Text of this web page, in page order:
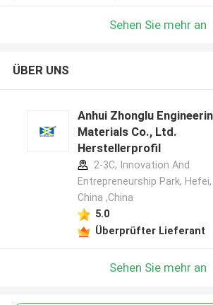
Sehen Sie mehr an
ÜBER UNS
Anhui Zhonglu
Materials Co., Ltd.
Herstellerprofil
2-3C, Innovation And
Entrepreneurship Park, Hefei,
China ,China
5.0
Überprüfter Lieferant
Sehen Sie mehr an